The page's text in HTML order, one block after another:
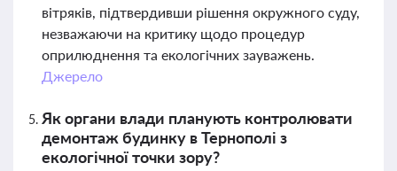
вітряків, підтвердивши рішення окружного суду,
незважаючи на критику щодо процедур
оприлюднення та екологічних зауважень.
Джерело
Як органи влади планують контролювати
демонтаж будинку в Тернополі з
екологічної точки зору?